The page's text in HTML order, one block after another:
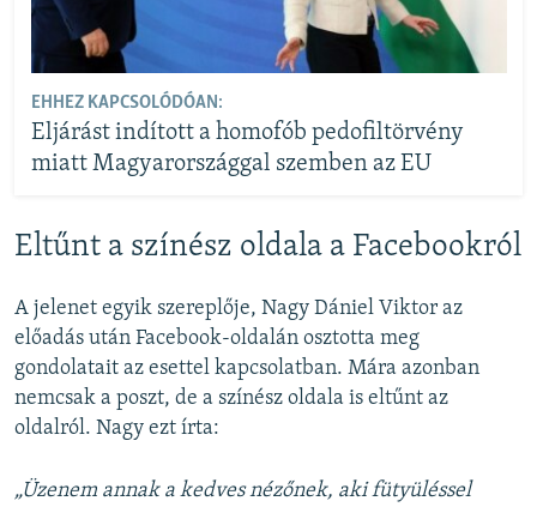
EHHEZ KAPCSOLÓDÓAN:
Eljárást indított a homofób pedofiltörvény
miatt Magyarországgal szemben az EU
Eltűnt a színész oldala a Facebookról
A jelenet egyik szereplője, Nagy Dániel Viktor az
előadás után Facebook-oldalán osztotta meg
gondolatait az esettel kapcsolatban. Mára azonban
nemcsak a poszt, de a színész oldala is eltűnt az
oldalról. Nagy ezt írta:
„Üzenem annak a kedves nézőnek, aki fütyüléssel